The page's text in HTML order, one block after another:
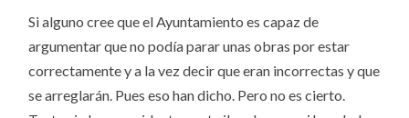
Si alguno cree que el Ayuntamiento es capaz de
argumentar que no podía parar unas obras por estar
correctamente y a la vez decir que eran incorrectas y que
se arreglarán. Pues eso han dicho. Pero no es cierto.